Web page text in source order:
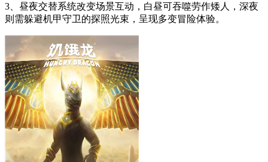
3、昼夜交替系统改变场景互动，白昼可吞噬劳作矮人，深夜
则需躲避机甲守卫的探照光束，呈现多变冒险体验。